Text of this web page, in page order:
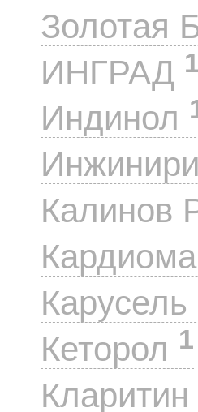
Золотая
ИНГРАД 1
Индинол
Калинов
Карусель
Кеторол 1
Кларитин